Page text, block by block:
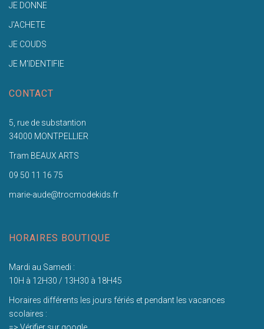
JE DONNE
J'ACHETE
JE COUDS
JE M'IDENTIFIE
CONTACT
5, rue de substantion
34000 MONTPELLIER
Tram BEAUX ARTS
09 50 11 16 75
marie-aude@trocmodekids.fr
HORAIRES BOUTIQUE
Mardi au Samedi :
10H à 12H30 / 13H30 à 18H45
Horaires différents les jours fériés et pendant les vacances
scolaires :